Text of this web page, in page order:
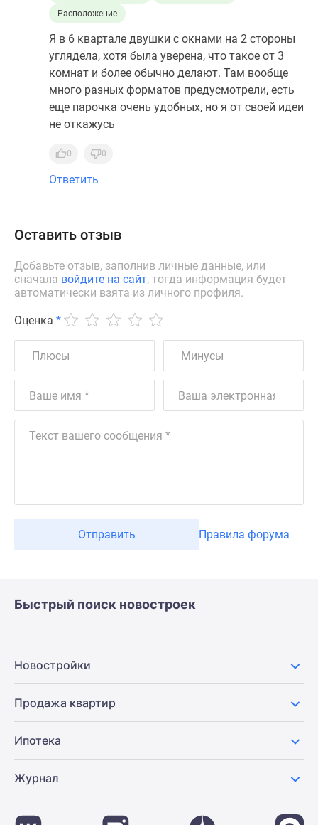
Расположение
Я в 6 квартале двушки с окнами на 2 стороны
углядела, хотя была уверена, что такое от 3
комнат и более обычно делают. Там вообще
много разных форматов предусмотрели, есть
еще парочка очень удобных, но я от своей идеи
не откажусь
0 0
Ответить
Оставить отзыв
Добавьте отзыв, заполнив личные данные, или
сначала войдите на сайт, тогда информация будет
автоматически взята из личного профиля.
Оценка *
Отправить Правила форума
Быстрый поиск новостроек
Новостройки
Продажа квартир
Ипотека
Журнал